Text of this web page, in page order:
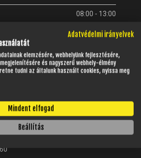
08:00 - 13:00
Zárva
KAPCSOLAT
Adatvédelmi irányelvek
elemzésére, webhelyünk fejlesztésére,
és nagyszerű webhely-élmény
tudni az általunk használt cookies, nyissa meg
Mindent elfogad
Beállítás